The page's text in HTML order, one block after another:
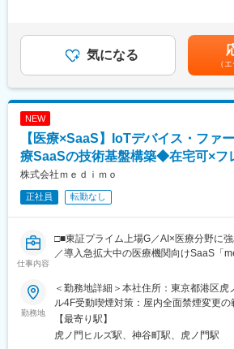
の担当期間も1か月～1年程度と規模に
が直受けの特注ですので、ニーズに合わ
り上げることや、お客様の要望に合わせ
産業用の計測機器や、小型の電子機器、
しております。複数の大手企業からのニ
安定して経営できております。
■組織構成
■当社の魅力
会社の方針として全員に企画・要件定
いただきます。下流工程であっても全て
で、初回の打合せから納品までやり抜く
プロジェクトの歯車の1つではないので
により増減あり■給与改定：年1回（4月
の金額であり、選考を通じて上下する可
額)は固定手当を含めた表記です。
気になる
（
NEW
【医療×SaaS】IoTデバイス・ファ
療SaaSの技術基盤構築◆在宅可×フ
株式会社ｍｅｄｉｍｏ
正社員 転勤なし
仕事内容
□■東証プライム上場G／AI×医療分野に
／導入急拡大中の医療機関向けSaaS「
■募集背景：
medimoでは、医療SaaS「medimo」の
め、医療現場で使われるデバイス（現状
ス）の安定稼働を維持しながら、将来的
OEM移行・自社ファームウェア開発を進
勤務地
＜勤務地詳細＞本社住所：東京都港区
ル4F受動喫煙対策：屋内全面禁煙変更
所（リモートワーク含む）
【最寄り駅】
虎ノ門ヒルズ駅、神谷町駅、虎ノ門駅